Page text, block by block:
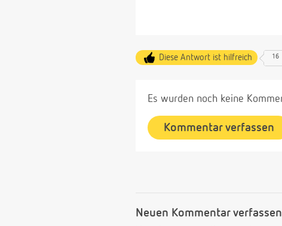
Diese Antwort ist hilfreich 16
Es wurden noch keine
Kommentar verfassen
Neuen Kommentar verfassen